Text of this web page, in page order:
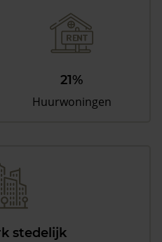
21%
Huurwoningen
stedelijk